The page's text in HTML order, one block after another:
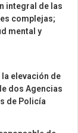
integral de las
complejas;
mental y
elevación de
dos Agencias
de Policía